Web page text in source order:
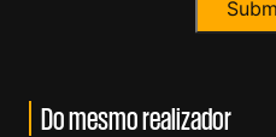
Do mesmo realizador